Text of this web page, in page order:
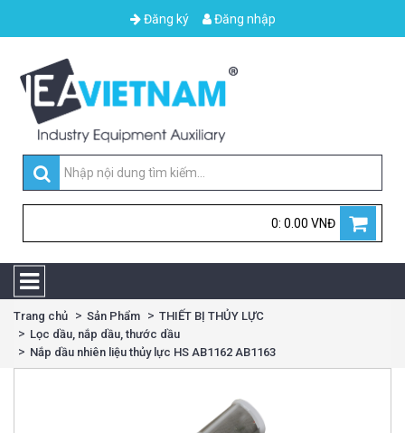
Đăng ký Đăng nhập
0: 0.00 VNĐ
Trang chủ Sản Phẩm
THIẾT BỊ THỦY LỰC
Lọc dầu, nắp dầu, thước dầu
Nắp dầu nhiên liệu thủy lực HS AB1162 AB1163